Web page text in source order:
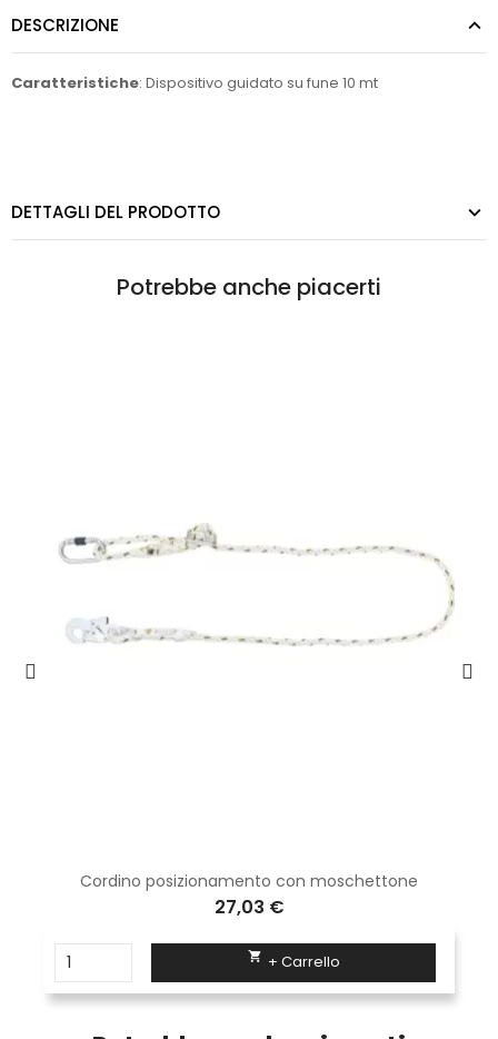
DESCRIZIONE
Caratteristiche: Dispositivo guidato su fune 10 mt
DETTAGLI DEL PRODOTTO
Potrebbe anche piacerti
Cordino posizionamento con moschettone
27,03 €
 + Carrello